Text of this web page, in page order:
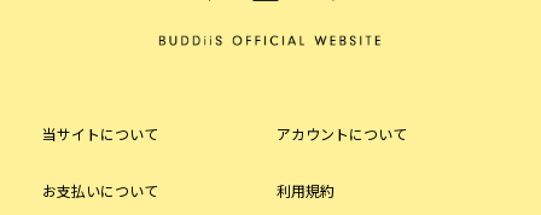
当サイトについて アカウントについて
お支払いについて 利用規約